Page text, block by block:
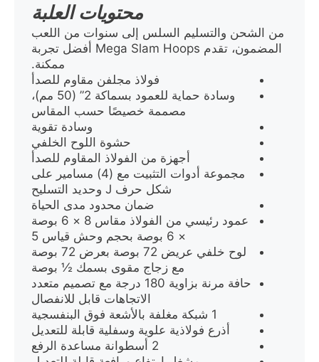
محتويات العلبة
من الشحن والتسليم السلس إلى سنوات من اللعب
المضمون، تقدم Mega Slam Hoops أفضل تجربة
ممكنة.
فولاذ مجلفن مقاوم للصدأ
وسادة حماية للعمود بسماكة 2” (50 مم)،
مصممة خصيصًا حسب المقاس
وسادة تقوية
حشوة اللوح الخلفي
أجهزة من الفولاذ المقاوم للصدأ
مجموعة أدوات التثبيت مع (4) مسامير على
شكل حرف J وحديد التسليح
ضمان محدود مدى الحياة
عمود رئيسي من الفولاذ مقاس 8 × 6 بوصة
× 6 بوصة بحجم وحش قياس 5
لوح خلفي عريض 72 بوصة بعرض 72 بوصة
مع زجاج مقوى بسمك ½ بوصة
حافة مرنة بزاوية 180 درجة مع تصميم متعدد
الاتجاهات قابل للانفصال
1 شبكة مغلفة بالأشعة فوق البنفسجية
أذرع فولاذية علوية وسفلية قابلة للتعديل
2 أسطوانة مساعدة الرفع